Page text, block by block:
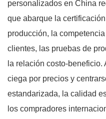
personalizados en China
que abarque la
producción, la
clientes, las pruebas de
la relación costo-
ciega por precios y
estandarizada, la calidad
los compradores